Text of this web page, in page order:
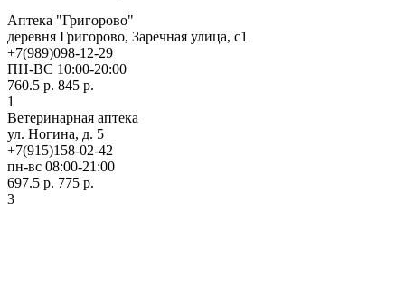
Аптека "Григорово"
деревня Григорово, Заречная улица, с1
+7(989)098-12-29
ПН-ВС 10:00-20:00
760.5 р. 845 р.
1
Ветеринарная аптека
ул. Ногина, д. 5
+7(915)158-02-42
пн-вс 08:00-21:00
697.5 р. 775 р.
3